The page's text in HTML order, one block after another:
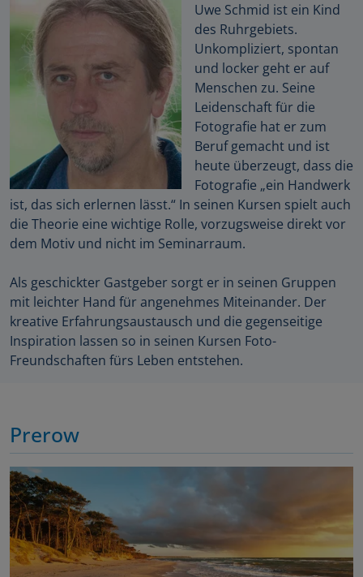
Uwe Schmid ist ein Kind
des Ruhrgebiets.
Unkompliziert, spontan
und locker geht er auf
Menschen zu. Seine
Leidenschaft für die
Fotografie hat er zum
Beruf gemacht und ist
heute überzeugt, dass die
Fotografie „ein Handwerk
ist, das sich erlernen lässt.“ In seinen Kursen spielt auch
die Theorie eine wichtige Rolle, vorzugsweise direkt vor
dem Motiv und nicht im Seminarraum.
Als geschickter Gastgeber sorgt er in seinen Gruppen
mit leichter Hand für angenehmes Miteinander. Der
kreative Erfahrungsaustausch und die gegenseitige
Inspiration lassen so in seinen Kursen Foto-
Freundschaften fürs Leben entstehen.
Prerow